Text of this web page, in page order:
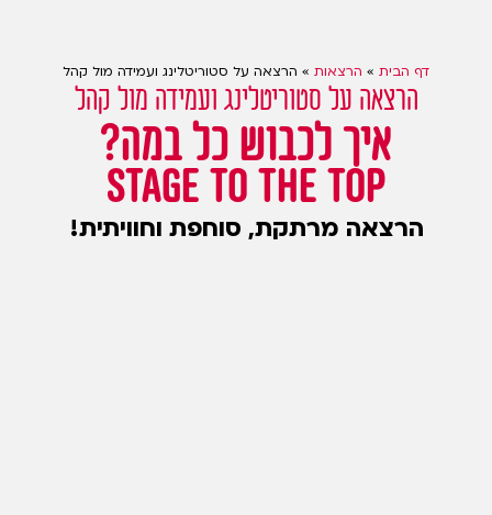
דף הבית » הרצאות » הרצאה על סטוריטלינג ועמידה מול קהל
הרצאה על סטוריטלינג ועמידה מול קהל
איך לכבוש כל במה?
STAGE TO THE TOP
הרצאה מרתקת, סוחפת וחוויתית!